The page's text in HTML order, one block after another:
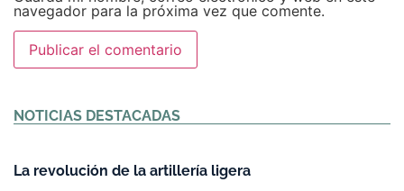
navegador para la próxima vez que comente.
NOTICIAS DESTACADAS
La revolución de la artillería ligera